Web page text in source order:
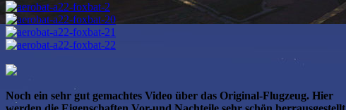
Noch ein sehr gut gemachtes Video über das Original-Flugzeug. Hier